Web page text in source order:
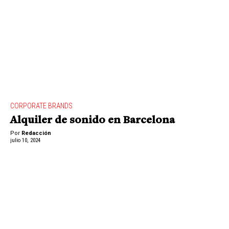
CORPORATE BRANDS
Alquiler de sonido en Barcelona
Por Redacción
julio 10, 2024